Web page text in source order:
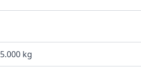
5.000 kg